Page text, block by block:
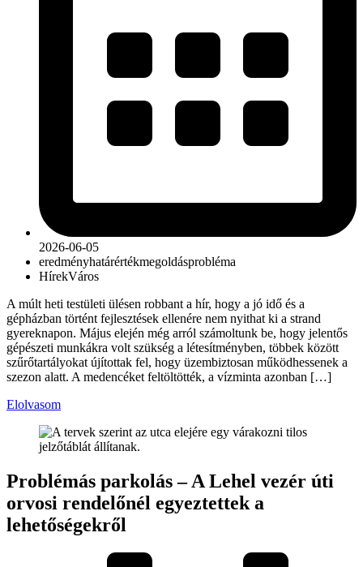
2026-06-05
eredményhatárértékmegoldásprobléma
HírekVáros
A múlt heti testületi ülésen robbant a hír, hogy a jó idő és a
gépházban történt fejlesztések ellenére nem nyithat ki a strand
gyereknapon. Május elején még arról számoltunk be, hogy jelentős
gépészeti munkákra volt szükség a létesítményben, többek között
szűrőtartályokat újítottak fel, hogy üzembiztosan működhessenek a
szezon alatt. A medencéket feltöltötték, a vízminta azonban […]
Elolvasom
Problémás parkolás – A Lehel vezér úti
orvosi rendelőnél egyeztettek a
lehetőségekről